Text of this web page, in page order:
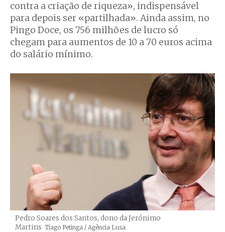
contra a criação de riqueza», indispensável
para depois ser «partilhada». Ainda assim, no
Pingo Doce, os 756 milhões de lucro só
chegam para aumentos de 10 a 70 euros acima
do salário mínimo.
Pedro Soares dos Santos, dono da Jerónimo
Martins Créditos
Tiago Petinga / Agência Lusa